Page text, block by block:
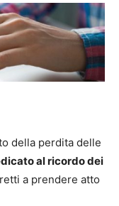
della perdita delle
al ricordo dei
a prendere atto